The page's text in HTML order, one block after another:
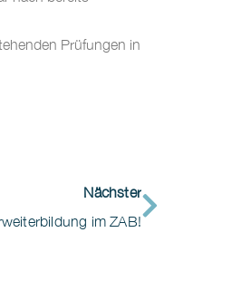
Prüfungen in
Nächster
im ZAB!